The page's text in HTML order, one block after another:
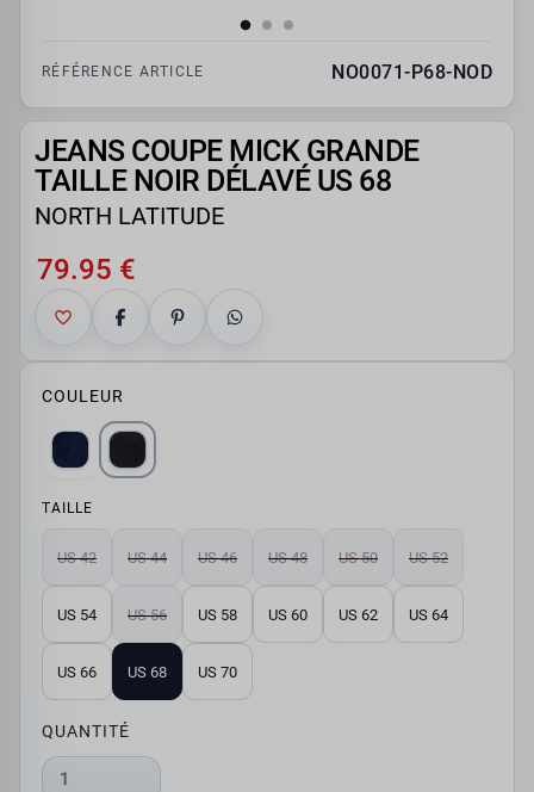
RÉFÉRENCE ARTICLE NO0071-P68-NOD
JEANS COUPE MICK GRANDE
TAILLE NOIR DÉLAVÉ US 68
NORTH LATITUDE
79.95 €
COULEUR
TAILLE
US 42 US 44 US 46 US 48 US 50 US 52
US 54 US 56 US 58 US 60 US 62 US 64
US 66 US 68 US 70
QUANTITÉ
1